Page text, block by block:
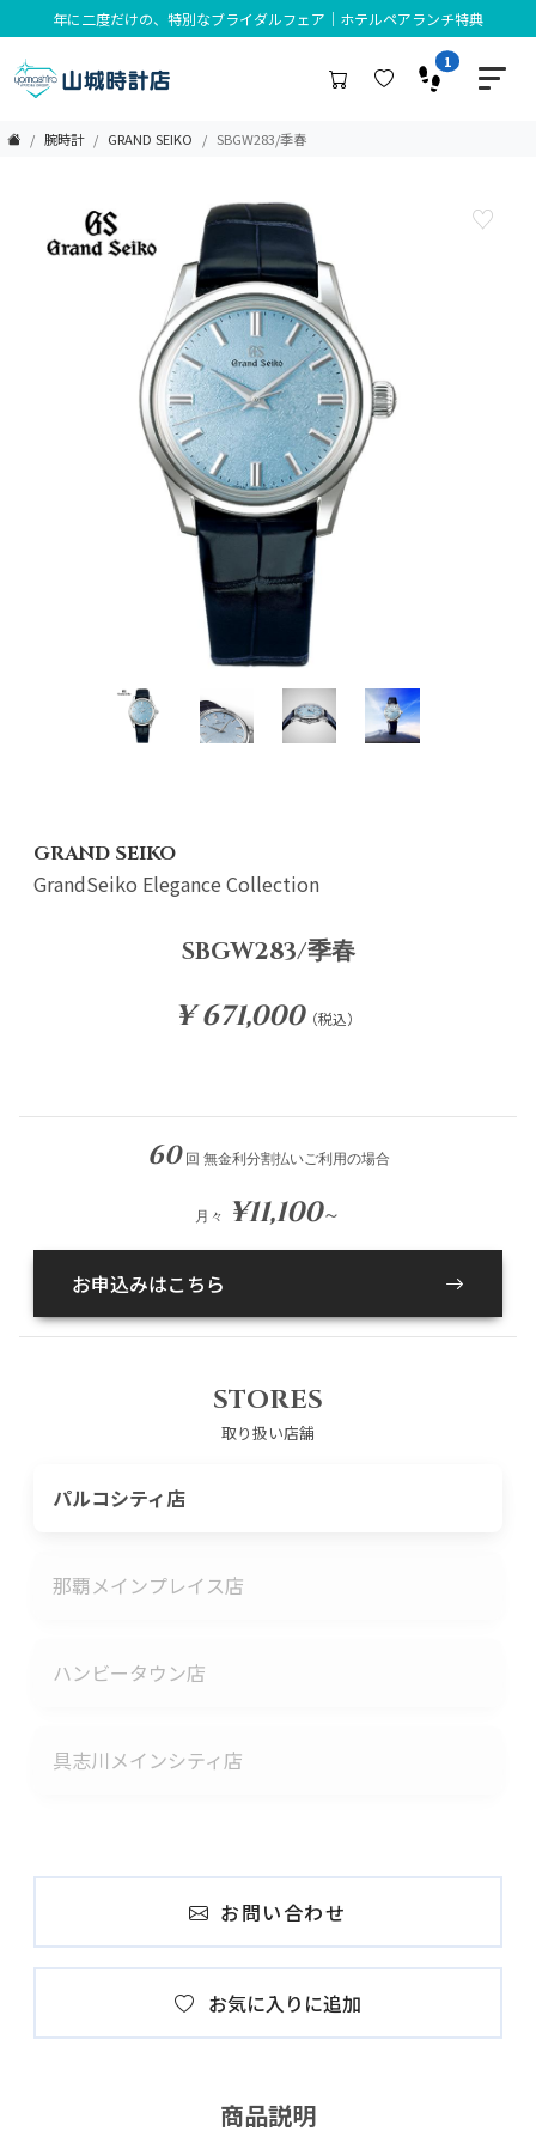
年に二度だけの、特別なブライダルフェア｜ホテルペアランチ特典
1
腕時計 GRAND SEIKO SBGW283/季春
GRAND SEIKO
GrandSeiko Elegance Collection
SBGW283/季春
¥ 671,000（税込）
60 回 無金利分割払いご利用の場合
月々 ¥11,100～
お申込みはこちら
STORES
取り扱い店舗
パルコシティ店
那覇メインプレイス店
ハンビータウン店
具志川メインシティ店
お問い合わせ
お気に入りに追加
商品説明